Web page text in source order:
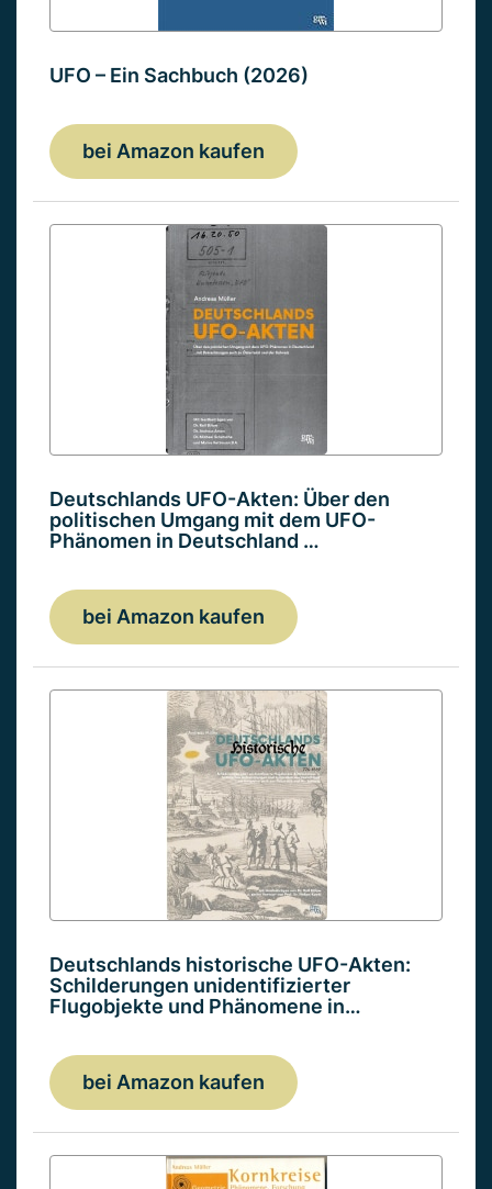
UFO – Ein Sachbuch (2026)
bei Amazon kaufen
Deutschlands UFO-Akten: Über den
politischen Umgang mit dem UFO-
Phänomen in Deutschland …
bei Amazon kaufen
Deutschlands historische UFO-Akten:
Schilderungen unidentifizierter
Flugobjekte und Phänomene in…
bei Amazon kaufen